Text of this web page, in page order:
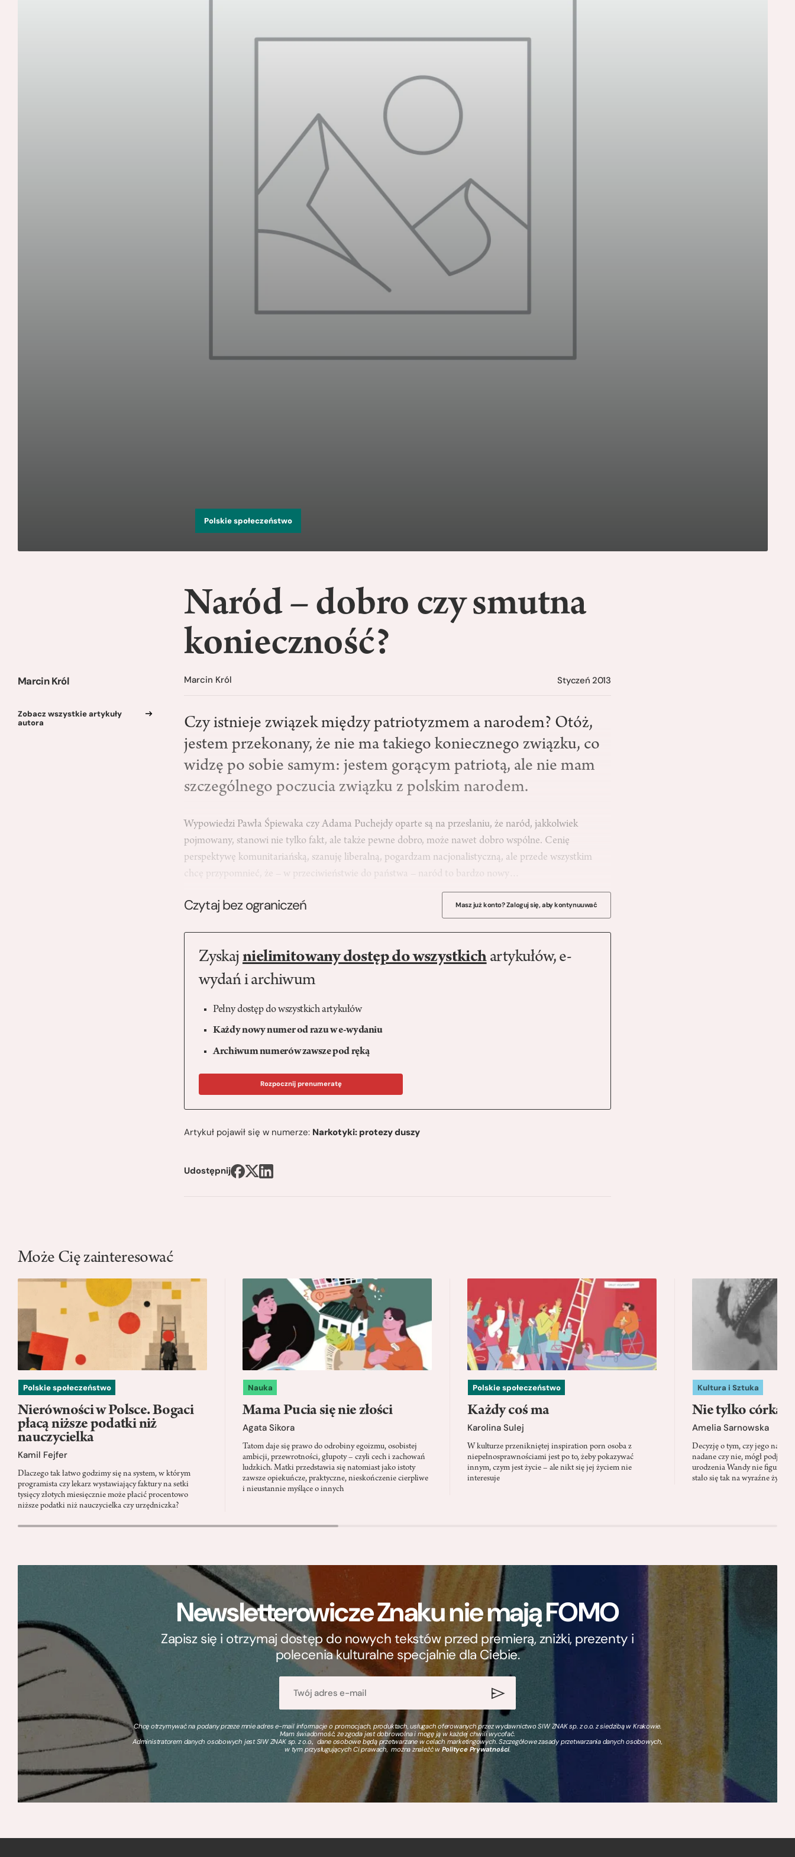
Polskie społeczeństwo
Marcin Król
Zobacz wszystkie artykuły
autora
Naród – dobro czy smutna
konieczność?
Marcin Król Styczeń 2013
Czy istnieje związek między patriotyzmem a narodem? Otóż,
jestem przekonany, że nie ma takiego koniecznego związku, co
widzę po sobie samym: jestem gorącym patriotą, ale nie mam
szczególnego poczucia związku z polskim narodem.
Wypowiedzi Pawła Śpiewaka czy Adama Puchejdy oparte są na przesłaniu, że naród, jakkolwiek
pojmowany, stanowi nie tylko fakt, ale także pewne dobro, może nawet dobro wspólne. Cenię
perspektywę komunitariańską, szanuję liberalną, pogardzam nacjonalistyczną, ale przede wszystkim
chcę przypomnieć, że – w przeciwieństwie do państwa – naród to bardzo nowy…
Czytaj bez ograniczeń Masz już konto? Zaloguj się, aby kontynuuwać
Zyskaj nielimitowany dostęp do wszystkichartykułów, e-
wydań i archiwum
Pełny dostęp do wszystkich artykułów
Każdy nowy numer od razu w e-wydaniu
Archiwum numerów zawsze pod ręką
Rozpocznij prenumeratę
Artykuł pojawił się w numerze: Narkotyki: protezy duszy
Udostępnij
Może Cię zainteresować
Polskie społeczeństwo
Nierówności w Polsce. Bogaci
płacą niższe podatki niż
nauczycielka
Kamil Fejfer
Dlaczego tak łatwo godzimy się na system, w którym
programista czy lekarz wystawiający faktury na setki
tysięcy złotych miesięcznie może płacić procentowo
niższe podatki niż nauczycielka czy urzędniczka?
Nauka
Mama Pucia się nie złości
Agata Sikora
Tatom daje się prawo do odrobiny egoizmu, osobistej
ambicji, przewrotności, głupoty – czyli cech i zachowań
ludzkich. Matki przedstawia się natomiast jako istoty
zawsze opiekuńcze, praktyczne, nieskończenie cierpliwe
i nieustannie myślące o innych
Polskie społeczeństwo
Każdy coś ma
Karolina Sulej
W kulturze przenikniętej inspiration porn osoba z
niepełnosprawnościami jest po to, żeby pokazywać
innym, czym jest życie – ale nikt się jej życiem nie
interesuje
Kultura i Sztuka
Nie tylko córka
Amelia Sarnowska
Decyzję o tym, czy jego
nadane czy nie, mógł podjąć
urodzenia Wandy nie figuruje
stało się tak na wyraźne
Newsletterowicze Znaku nie mają FOMO
Zapisz się i otrzymaj dostęp do nowych tekstów przed premierą, zniżki, prezenty i
polecenia kulturalne specjalnie dla Ciebie.
Chcę otrzymywać na podany przeze mnie adres e-mail informacje o promocjach, produktach, usługach oferowanych przez wydawnictwo SIW ZNAK sp. z o.o. z siedzibą w Krakowie.
Mam świadomość, że zgoda jest dobrowolna i mogę ją w każdej chwili wycofać.
Administratorem danych osobowych jest SIW ZNAK sp. z o.o., dane osobowe będą przetwarzane w celach marketingowych. Szczegółowe zasady przetwarzania danych osobowych,
w tym przysługujących Ci prawach, można znaleźć wPolityce Prywatności.